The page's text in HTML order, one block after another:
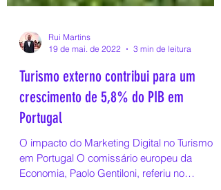
Rui Martins
19 de mai. de 2022
Turismo externo contribui para um
crescimento de 5,8% do PIB em
Portugal